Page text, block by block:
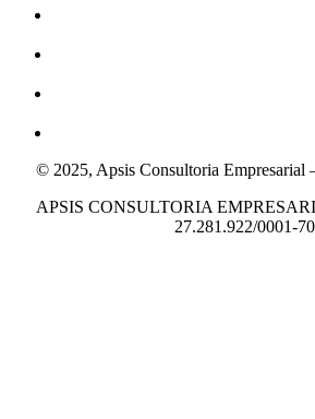
© 2025, Apsis Consultoria Empresarial
APSIS CONSULTORIA
27.281.922/0001-70